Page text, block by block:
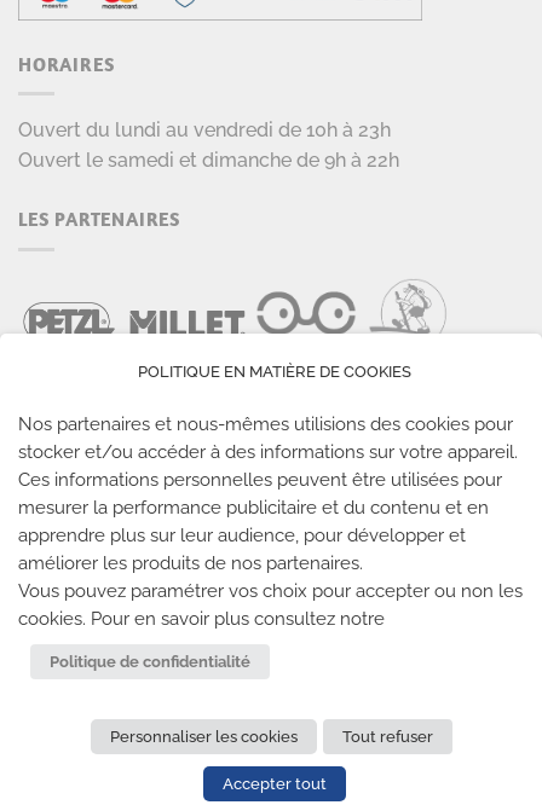
HORAIRES
Ouvert du lundi au vendredi de 10h à 23h
Ouvert le samedi et dimanche de 9h à 22h
LES PARTENAIRES
LES SALLES CLIMB UP
Climb Up vous accueille dans ses salles, partout en
France
TROUVE TA SALLE
REJOIGNEZ-NOUS-CLIMB UP INVESTISSEMENTS
MENTIONS LÉGALES
CONFIDENTIALITÉ
POLITIQUE EN MATIÈRE DE COOKIES
Nos partenaires et nous-mêmes utilisions des cookies pour
stocker et/ou accéder à des informations sur votre appareil.
Ces informations personnelles peuvent être utilisées pour
mesurer la performance publicitaire et du contenu et en
apprendre plus sur leur audience, pour développer et
améliorer les produits de nos partenaires.
Vous pouvez paramétrer vos choix pour accepter ou non les
cookies. Pour en savoir plus consultez notre
Politique de confidentialité
Personnaliser les cookies Tout refuser
Accepter tout